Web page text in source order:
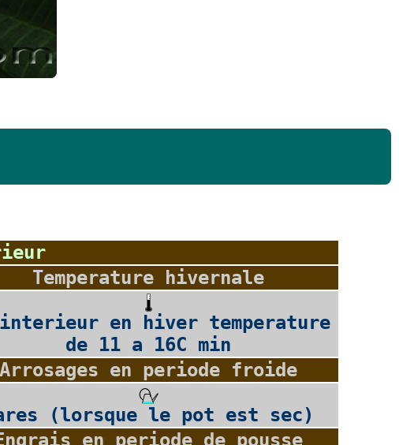
Temperature hivernale
interieur en hiver temperature
de 11 a 16C min
Arrosages en periode froide
(lorsque le pot est sec)